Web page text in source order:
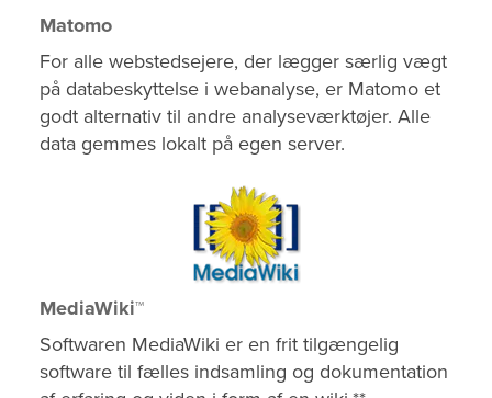
Matomo
For alle webstedsejere, der lægger særlig vægt
på databeskyttelse i webanalyse, er Matomo et
godt alternativ til andre analyseværktøjer. Alle
data gemmes lokalt på egen server.
MediaWiki™
Softwaren MediaWiki er en frit tilgængelig
software til fælles indsamling og dokumentation